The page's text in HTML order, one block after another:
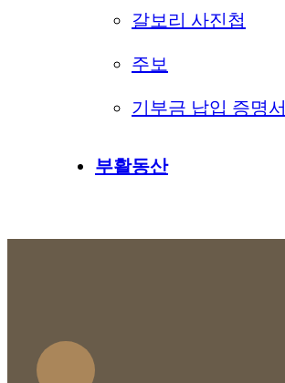
갈보리 사진첩
주보
기부금 납입 증명서
부활동산